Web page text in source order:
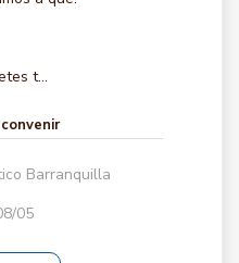
t...
Barranquilla
05